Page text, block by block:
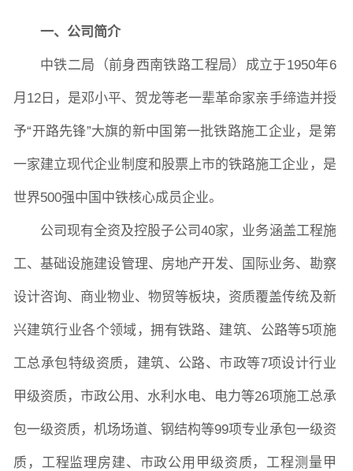
图片新闻
一、公司简介
中铁二局（前身西南铁路工程局）成立于1950年6
月12日，是邓小平、贺龙等老一辈革命家亲手缔造并授
予“开路先锋”大旗的新中国第一批铁路施工企业，是第
一家建立现代企业制度和股票上市的铁路施工企业，是
世界500强中国中铁核心成员企业。
公司现有全资及控股子公司40家，业务涵盖工程施
工、基础设施建设管理、房地产开发、国际业务、勘察
设计咨询、商业物业、物贸等板块，资质覆盖传统及新
兴建筑行业各个领域，拥有铁路、建筑、公路等5项施
工总承包特级资质，建筑、公路、市政等7项设计行业
甲级资质，市政公用、水利水电、电力等26项施工总承
包一级资质，机场场道、钢结构等99项专业承包一级资
质，工程监理房建、市政公用甲级资质，工程测量甲